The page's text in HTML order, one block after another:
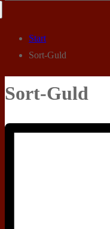
Start
Sort-Guld
Sort-Guld